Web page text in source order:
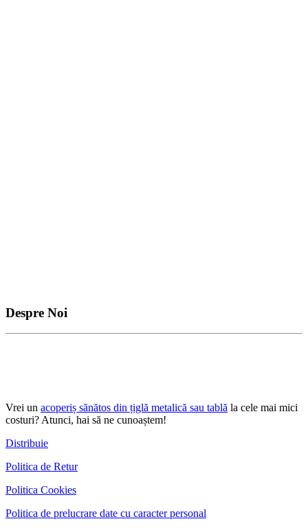
Despre Noi
Vrei un acoperiș sănătos din țiglă metalică sau tablă la cele mai mici
costuri? Atunci, hai să ne cunoaștem!
Distribuie
Politica de Retur
Politica Cookies
Politica de prelucrare date cu caracter personal